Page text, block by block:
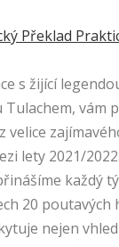
s žijící
vám
velice
lety 2021/
každý
20 poutavých
nejen